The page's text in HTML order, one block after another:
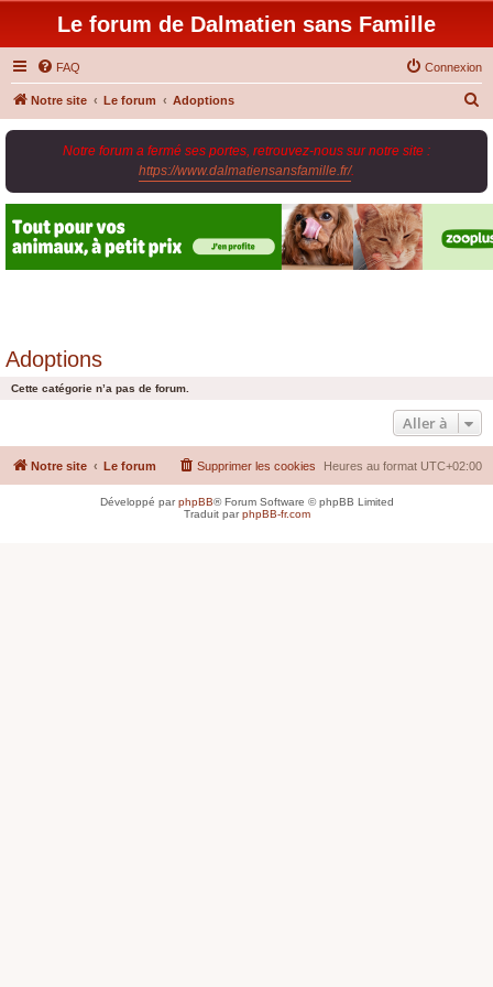
Le forum de Dalmatien sans Famille
FAQ Connexion
Notre site Le forum Adoptions
e
r
Notre forum a fermé ses portes, retrouvez-nous sur notre site :
https://www.dalmatiensansfamille.fr/.
Adoptions
Cette catégorie n’a pas de forum.
Aller à
Notre site Le forum Heures au format UTC+02:00
Supprimer les cookies
Développé parphpBB® Forum Software © phpBB Limited
Traduit parphpBB-fr.com